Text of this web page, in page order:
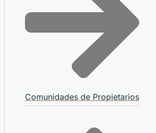
Comunidades de Propietarios